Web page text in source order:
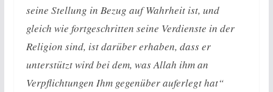
seine Stellung in Bezug auf Wahrheit ist, und
gleich wie fortgeschritten seine Verdienste in der
Religion sind, ist darüber erhaben, dass er
unterstützt wird bei dem, was Allah ihm an
Verpflichtungen Ihm gegenüber auferlegt hat“